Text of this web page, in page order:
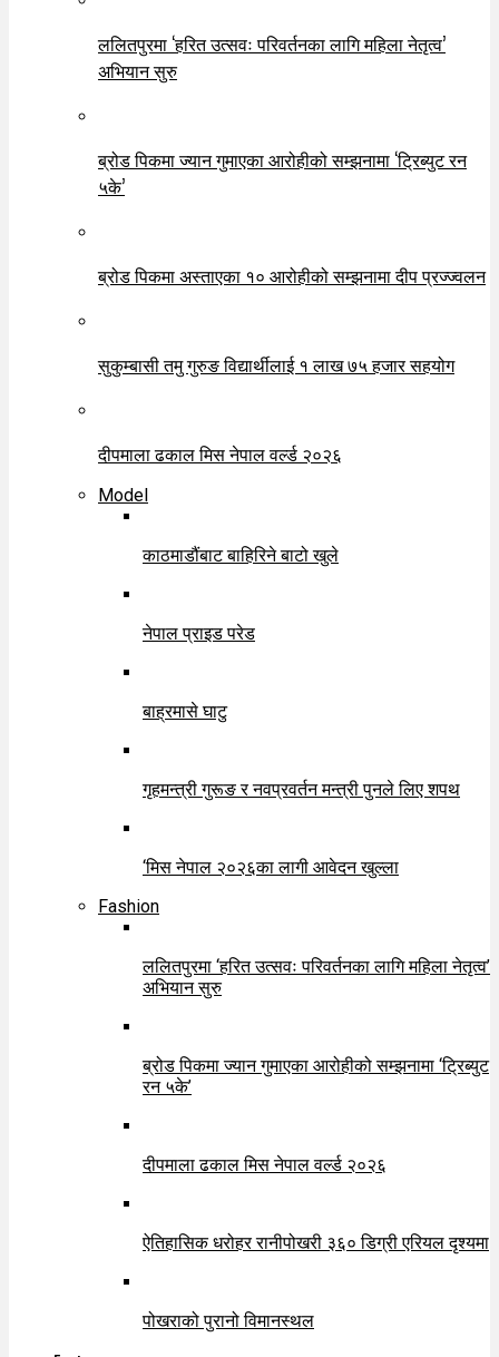
ललितपुरमा ‘हरित उत्सवः परिवर्तनका लागि महिला नेतृत्व’
अभियान सुरु
ब्रोड पिकमा ज्यान गुमाएका आरोहीको सम्झनामा ‘ट्रिब्युट रन
५के’
ब्रोड पिकमा अस्ताएका १० आरोहीको सम्झनामा दीप प्रज्ज्वलन
सुकुम्बासी तमु गुरुङ विद्यार्थीलाई १ लाख ७५ हजार सहयोग
दीपमाला ढकाल मिस नेपाल वर्ल्ड २०२६
Model
काठमाडौंबाट बाहिरिने बाटो खुले
नेपाल प्राइड परेड
बाह्रमासे घाटु
गृहमन्त्री गुरूङ र नवप्रवर्तन मन्त्री पुनले लिए शपथ
‘मिस नेपाल २०२६का लागी आवेदन खुल्ला
Fashion
ललितपुरमा ‘हरित उत्सवः परिवर्तनका लागि महिला नेतृत्व’
अभियान सुरु
ब्रोड पिकमा ज्यान गुमाएका आरोहीको सम्झनामा ‘ट्रिब्युट
रन ५के’
दीपमाला ढकाल मिस नेपाल वर्ल्ड २०२६
ऐतिहासिक धरोहर रानीपोखरी ३६० डिग्री एरियल दृश्यमा
पोखराको पुरानो विमानस्थल